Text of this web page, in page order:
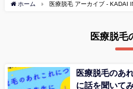
ホーム 医療脱毛 アーカイブ - KADAI
医療脱毛
医療脱毛のあ
に話を聞いて